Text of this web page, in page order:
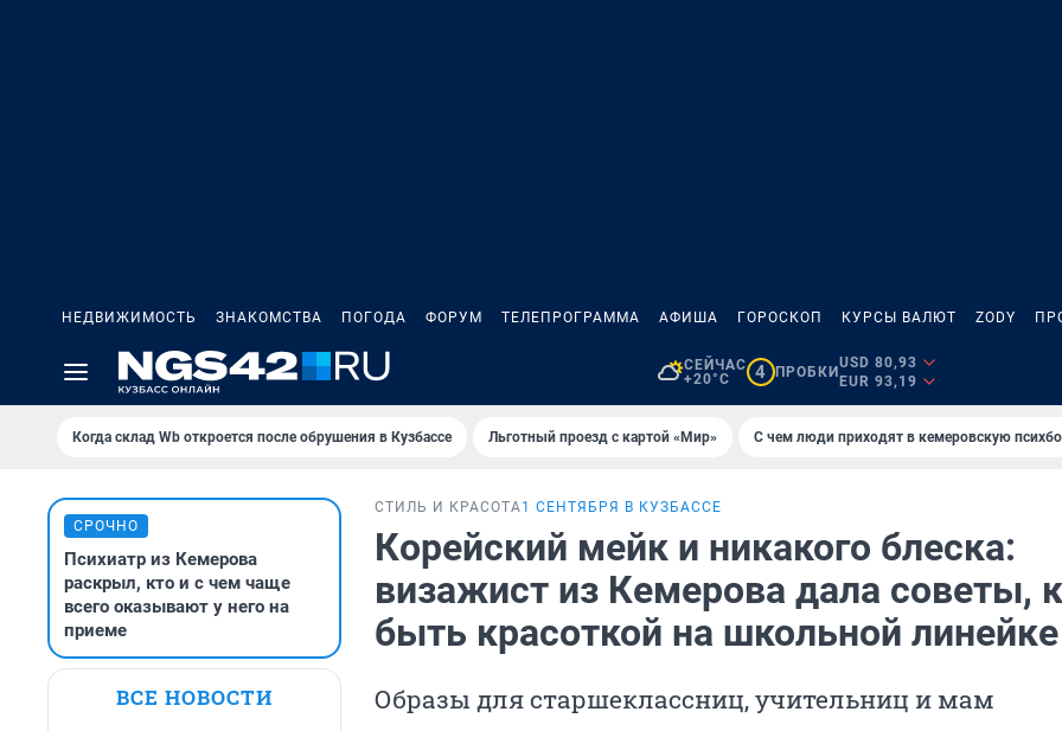
НЕДВИЖИМОСТЬ ЗНАКОМСТВА ПОГОДА ФОРУМ ТЕЛЕПРОГРАММА АФИША ГОРОСКОП КУРСЫ ВАЛЮТ ZODY
СЕЙЧАС
+20°C
4 ПРОБКИ
USD 80,93
EUR 93,19
Когда склад Wb откроется после обрушения в Кузбассе Льготный проезд с картой «Мир» С чем люди приходят в кемеровскую
СРОЧНО
Психиатр из Кемерова
раскрыл, кто и с чем чаще
всего оказывают у него на
приеме
ВСЕ НОВОСТИ
СТИЛЬ И КРАСОТА1 СЕНТЯБРЯ В КУЗБАССЕ
Корейский мейк и никакого блеска:
визажист из Кемерова дала советы,
быть красоткой на школьной линейке
Образы для старшеклассниц, учительниц и мам